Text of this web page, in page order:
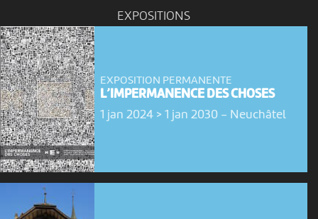
EXPOSITIONS
EXPOSITION PERMANENTE
L’IMPERMANENCE DES CHOSES
1 jan 2024 > 1 jan 2030- Neuchâtel